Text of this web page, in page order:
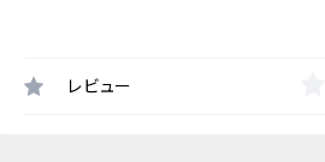
レビュー